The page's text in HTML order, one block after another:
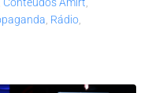
Conteúdos Amirt,
, Rádio,